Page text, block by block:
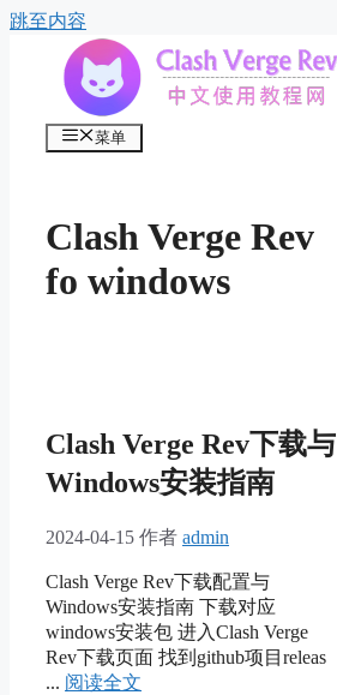
跳至内容
菜单
Clash Verge Rev
fo windows
Clash Verge Rev下载与
Windows安装指南
2024-04-15 作者 admin
Clash Verge Rev下载配置与
Windows安装指南 下载对应
windows安装包 进入Clash Verge
Rev下载页面 找到github项目releas
... 阅读全文